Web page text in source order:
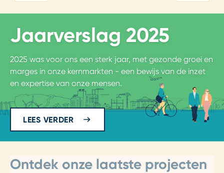
Jaarverslag 2025
2025 was voor ons een sterk jaar, met gezonde groei en
marges in onze kernmarkten - een bewijs van de inzet
en expertise van onze mensen.
LEES VERDER
Ontdek onze laatste projecten